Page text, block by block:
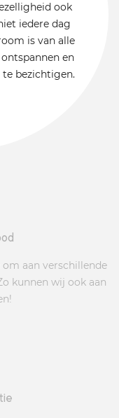
ook
iedere dag
is van alle
en
bezichtigen.
aan verschillende
kunnen wij ook aan